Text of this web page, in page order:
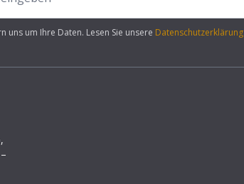
uns um Ihre Daten. Lesen Sie unsere Datenschutzerklärung